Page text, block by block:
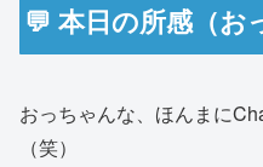
💬 本日の所感（お
おっちゃんな、ほんまに
（笑）